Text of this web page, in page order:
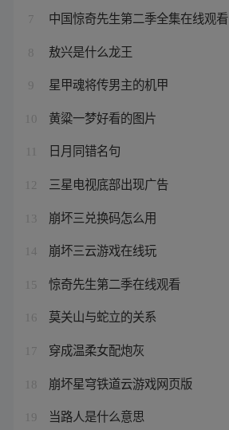
7 中国惊奇先生第二季全集在线观看
8 敖兴是什么龙王
9 星甲魂将传男主的机甲
10 黄粱一梦好看的图片
日月同错名句
12 三星电视底部出现广告
13 崩坏三兑换码怎么用
14 崩坏三云游戏在线玩
15 惊奇先生第二季在线观看
16 莫关山与蛇立的关系
17 穿成温柔女配炮灰
18 崩坏星穹铁道云游戏网页版
19 当路人是什么意思